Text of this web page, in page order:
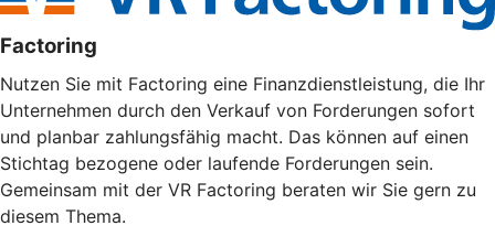
Factoring
Nutzen Sie mit Factoring eine Finanzdienstleistung, die Ihr
Unternehmen durch den Verkauf von Forderungen sofort
und planbar zahlungsfähig macht. Das können auf einen
Stichtag bezogene oder laufende Forderungen sein.
Gemeinsam mit der VR Factoring beraten wir Sie gern zu
diesem Thema.